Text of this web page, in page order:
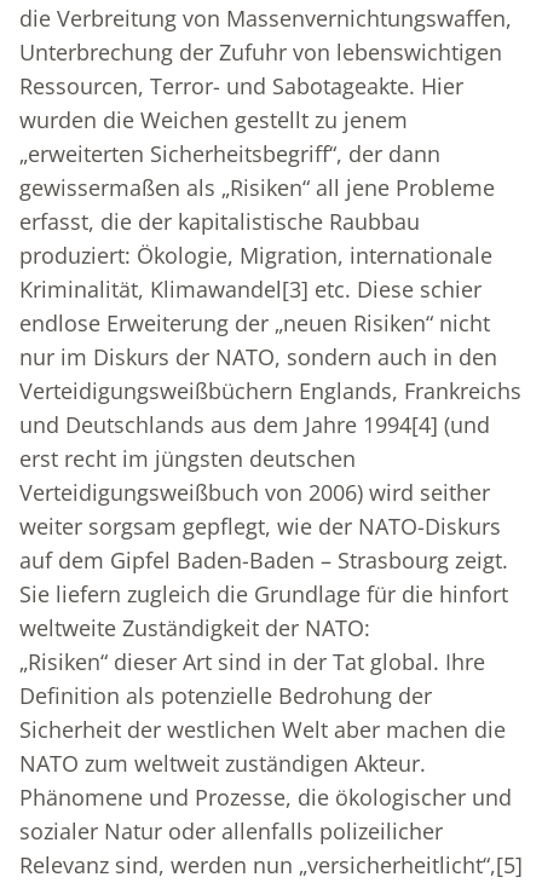
die Verbreitung von Massenvernichtungswaffen,
Unterbrechung der Zufuhr von lebenswichtigen
Ressourcen, Terror- und Sabotageakte. Hier
wurden die Weichen gestellt zu jenem
„erweiterten Sicherheitsbegriff“, der dann
gewissermaßen als „Risiken“ all jene Probleme
erfasst, die der kapitalistische Raubbau
produziert: Ökologie, Migration, internationale
Kriminalität, Klimawandel[3] etc. Diese schier
endlose Erweiterung der „neuen Risiken“ nicht
nur im Diskurs der NATO, sondern auch in den
Verteidigungsweißbüchern Englands, Frankreichs
und Deutschlands aus dem Jahre 1994[4] (und
erst recht im jüngsten deutschen
Verteidigungsweißbuch von 2006) wird seither
weiter sorgsam gepflegt, wie der NATO-Diskurs
auf dem Gipfel Baden-Baden – Strasbourg zeigt.
Sie liefern zugleich die Grundlage für die hinfort
weltweite Zuständigkeit der NATO:
„Risiken“ dieser Art sind in der Tat global. Ihre
Definition als potenzielle Bedrohung der
Sicherheit der westlichen Welt aber machen die
NATO zum weltweit zuständigen Akteur.
Phänomene und Prozesse, die ökologischer und
sozialer Natur oder allenfalls polizeilicher
Relevanz sind, werden nun „versicherheitlicht“,[5]